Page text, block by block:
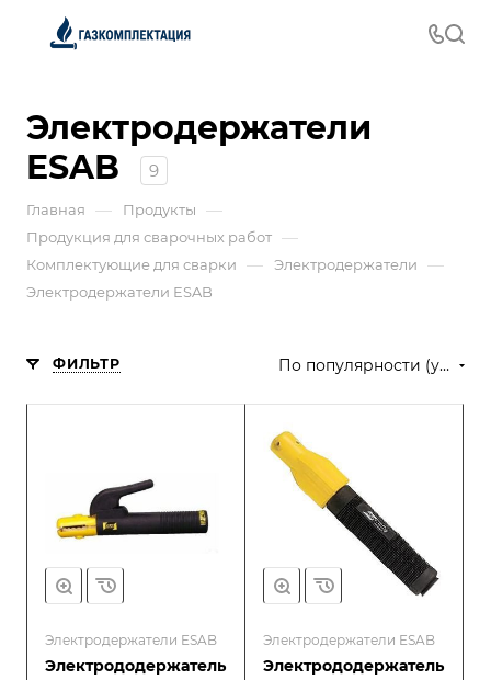
Электродержатели
ESAB
9
Главная — Продукты —
Продукция для сварочных работ —
Комплектующие для сварки — Электродержатели —
Электродержатели ESAB
ФИЛЬТР По популярности (убывание)
Электродержатели ESAB
Электрододержатель
Электродержатели ESAB
Электрододержатель